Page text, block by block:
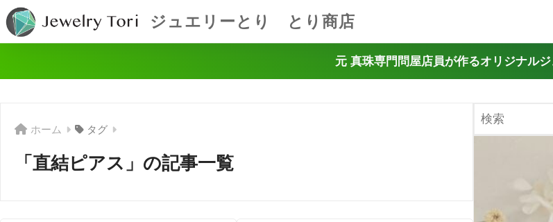
ジュエリーとり とり商店
元 真珠専門問屋店員が作るオリジナル
ホーム タグ
「直結ピアス」の記事一覧